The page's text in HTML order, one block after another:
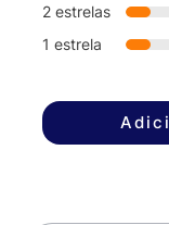
2 estrelas
1 estrela